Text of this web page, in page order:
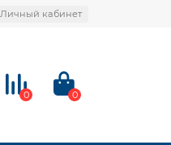
Личный кабинет
0 0